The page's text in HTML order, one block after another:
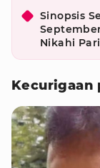
Sinopsis
Nikahi
Kecurigaan